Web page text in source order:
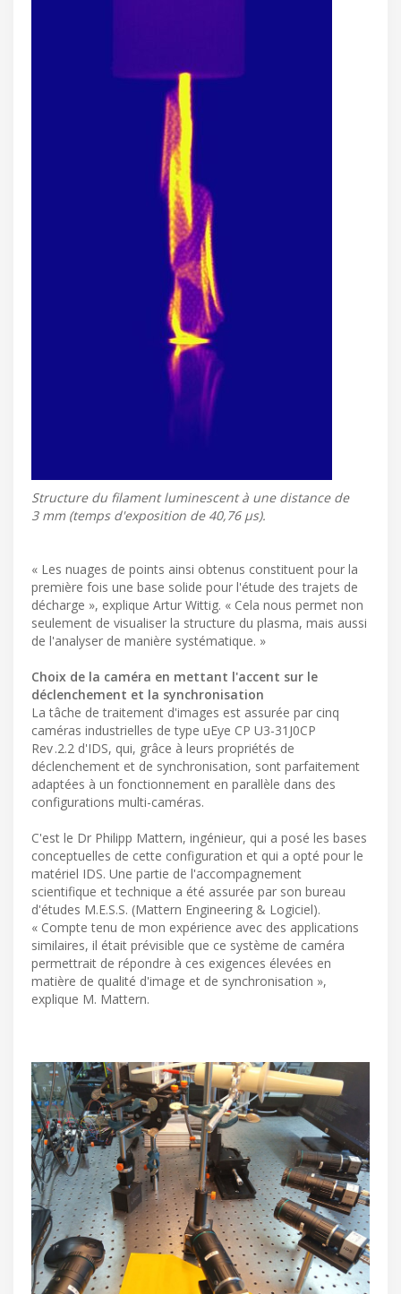
Structure du filament luminescent à une distance de
3 mm (temps d'exposition de 40,76 µs).
« Les nuages de points ainsi obtenus constituent pour la
première fois une base solide pour l'étude des trajets de
décharge », explique Artur Wittig. « Cela nous permet non
seulement de visualiser la structure du plasma, mais aussi
de l'analyser de manière systématique. »
Choix de la caméra en mettant l'accent sur le
déclenchement et la synchronisation
La tâche de traitement d'images est assurée par cinq
caméras industrielles de type uEye CP U3-31J0CP
Rev .2.2 d'IDS, qui, grâce à leurs propriétés de
déclenchement et de synchronisation, sont parfaitement
adaptées à un fonctionnement en parallèle dans des
configurations multi-caméras.
C'est le Dr Philipp Mattern, ingénieur, qui a posé les bases
conceptuelles de cette configuration et qui a opté pour le
matériel IDS. Une partie de l'accompagnement
scientifique et technique a été assurée par son bureau
d'études M.E.S.S. (Mattern Engineering & Logiciel).
« Compte tenu de mon expérience avec des applications
similaires, il était prévisible que ce système de caméra
permettrait de répondre à ces exigences élevées en
matière de qualité d'image et de synchronisation »,
explique M. Mattern.